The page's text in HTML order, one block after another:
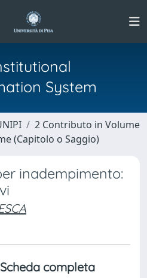
System
2 Contributo in Volume
(Capitolo o Saggio)
inadempimento:
Scheda completa